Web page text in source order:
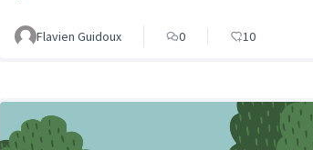
Flavien Guidoux 0 10